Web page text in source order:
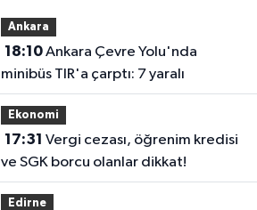
Ankara
18:10Ankara Çevre Yolu'nda
minibüs TIR'a çarptı: 7 yaralı
Ekonomi
17:31
ve SGK borcu olanlar dikkat!
Edirne